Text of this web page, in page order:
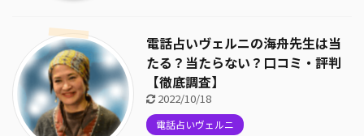
電話占いヴェルニの海舟先生は当
たる？当たらない？口コミ・評判
【徹底調査】
2022/10/18
電話占いヴェルニ